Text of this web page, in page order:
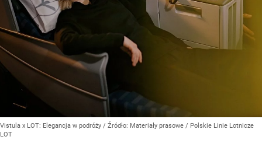
Vistula x LOT: Elegancja w podróży / Źródło: Materiały prasowe / Polskie Linie Lotnicze
LOT